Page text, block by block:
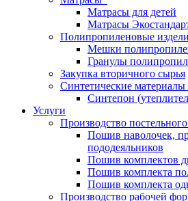
Матрасы для детей
Матрасы
Полипропиленовые
Мешки
Гранулы
Закупка вторичного сырья
Синтетические материалы
Синтепон
Услуги
Производство
Пошив наволочек,
пододеяльников
Пошив комплектов
Пошив комплекта
Пошив комплекта
Производство рабочей